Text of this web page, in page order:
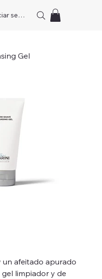
sesión
Gel
afeitado apurado
gel limpiador y de